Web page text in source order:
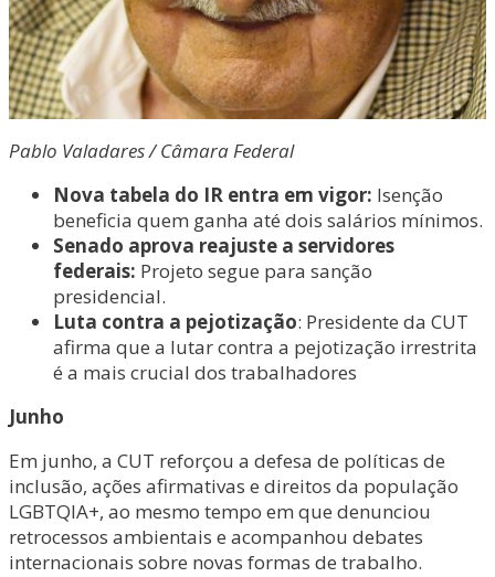
Pablo Valadares / Câmara Federal
Nova tabela do IR entra em vigor: Isenção
beneficia quem ganha até dois salários mínimos.
Senado aprova reajuste a servidores
federais: Projeto segue para sanção
presidencial.
Luta contra a pejotização: Presidente da CUT
afirma que a lutar contra a pejotização irrestrita
é a mais crucial dos trabalhadores
Junho
Em junho, a CUT reforçou a defesa de políticas de
inclusão, ações afirmativas e direitos da população
LGBTQIA+, ao mesmo tempo em que denunciou
retrocessos ambientais e acompanhou debates
internacionais sobre novas formas de trabalho.